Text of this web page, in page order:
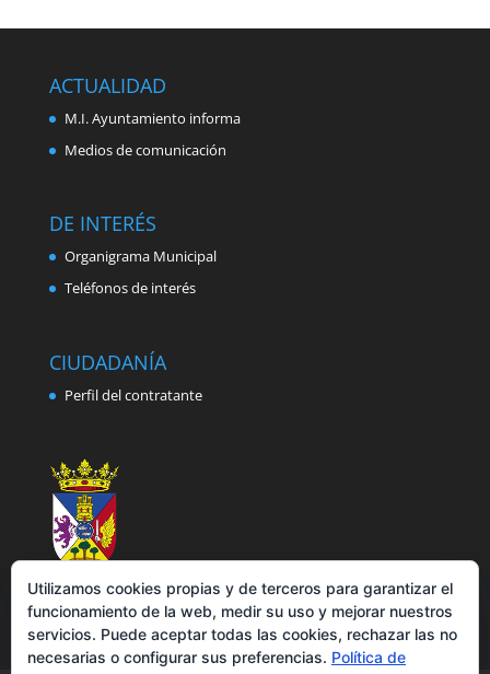
ACTUALIDAD
M.I. Ayuntamiento informa
Medios de comunicación
DE INTERÉS
Organigrama Municipal
Teléfonos de interés
CIUDADANÍA
Perfil del contratante
Utilizamos cookies propias y de terceros para garantizar el
funcionamiento de la web, medir su uso y mejorar nuestros
servicios. Puede aceptar todas las cookies, rechazar las no
necesarias o configurar sus preferencias. Política de